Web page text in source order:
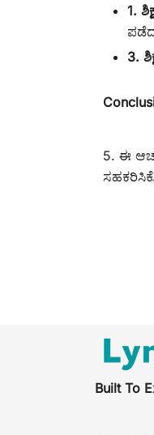
1.
3.
5. ಈ
Built To